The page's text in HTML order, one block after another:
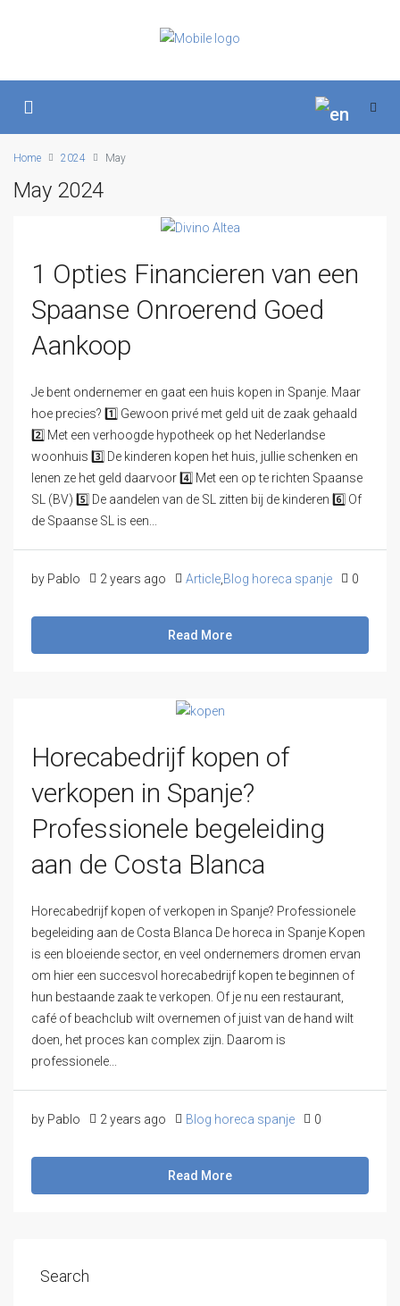
Home 2024 May
May 2024
1 Opties Financieren van een
Spaanse Onroerend Goed
Aankoop
Je bent ondernemer en gaat een huis kopen in Spanje. Maar
hoe precies? 1️⃣ Gewoon privé met geld uit de zaak gehaald
2️⃣ Met een verhoogde hypotheek op het Nederlandse
woonhuis 3️⃣ De kinderen kopen het huis, jullie schenken en
lenen ze het geld daarvoor 4️⃣ Met een op te richten Spaanse
SL (BV) 5️⃣ De aandelen van de SL zitten bij de kinderen 6️⃣ Of
de Spaanse SL is een...
by Pablo 2 years ago Article,Blog horeca spanje 0
Read More
Horecabedrijf kopen of
verkopen in Spanje?
Professionele begeleiding
aan de Costa Blanca
Horecabedrijf kopen of verkopen in Spanje? Professionele
begeleiding aan de Costa Blanca De horeca in Spanje Kopen
is een bloeiende sector, en veel ondernemers dromen ervan
om hier een succesvol horecabedrijf kopen te beginnen of
hun bestaande zaak te verkopen. Of je nu een restaurant,
café of beachclub wilt overnemen of juist van de hand wilt
doen, het proces kan complex zijn. Daarom is
professionele...
by Pablo 2 years ago Blog horeca spanje 0
Read More
Search